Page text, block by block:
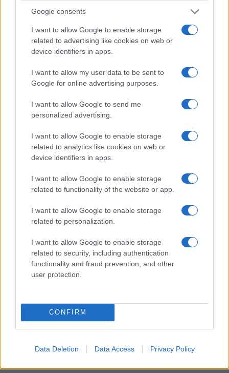
Google consents
I want to allow Google to enable storage
related to advertising like cookies on web or
device identifiers in apps.
I want to allow my user data to be sent to
Google for online advertising purposes.
I want to allow Google to send me
personalized advertising.
I want to allow Google to enable storage
related to analytics like cookies on web or
device identifiers in apps.
I want to allow Google to enable storage
related to functionality of the website or app.
I want to allow Google to enable storage
related to personalization.
I want to allow Google to enable storage
related to security, including authentication
functionality and fraud prevention, and other
user protection.
CONFIRM
Data Deletion Data Access Privacy Policy